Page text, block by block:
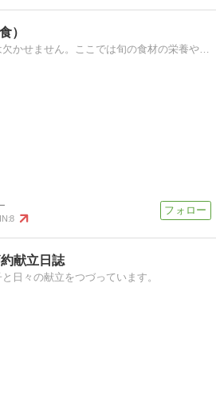
）
健康は元気と美容には欠かせません。ここでは旬の食材の栄養やレシピ、美容効果などを紹介しています。
8
献立日誌
日々の献立をつづっています。